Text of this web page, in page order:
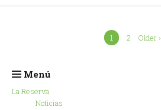
1 2 Older ›
Menú
La Reserva
Noticias